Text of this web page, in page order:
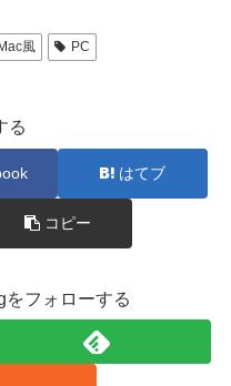
風
PC
る
はてブ
コピー
をフォローする